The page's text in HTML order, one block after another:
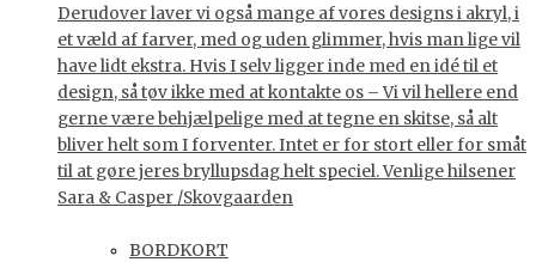
Derudover laver vi også mange af vores designs i akryl, i
et væld af farver, med og uden glimmer, hvis man lige vil
have lidt ekstra. Hvis I selv ligger inde med en idé til et
design, så tøv ikke med at kontakte os – Vi vil hellere end
gerne være behjælpelige med at tegne en skitse, så alt
bliver helt som I forventer. Intet er for stort eller for småt
til at gøre jeres bryllupsdag helt speciel. Venlige hilsener
Sara & Casper /Skovgaarden
BORDKORT